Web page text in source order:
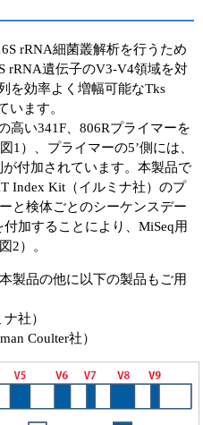
rRNA細菌叢解析を行うため
rRNA遺伝子のV3-V4領域を対
を効率よく増幅可能なTks
います。
高い341F、806Rプライマーを
1）、プライマーの5’側には、
付加されています。本製品で
Index Kit（イルミナ社）のプ
と検体ごとのシーケンスデー
加することにより、MiSeq用
2）。
製品の他に以下の製品もご用
社）
Coulter社）